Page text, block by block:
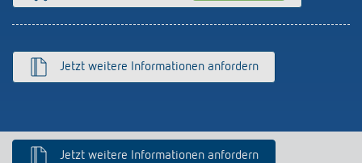
Jetzt weitere Informationen anfordern
Jetzt weitere Informationen anfordern